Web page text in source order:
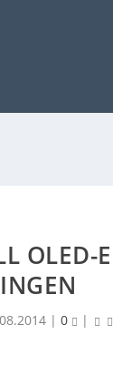
OLED-
|0 |